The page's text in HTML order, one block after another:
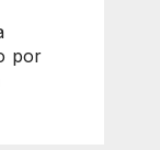
por